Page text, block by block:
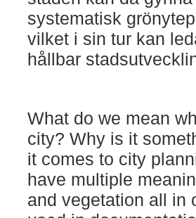
systematisk
vilket i sin tur kan
hållbar
What do we mean
city? Why is it
it comes to city
have multiple
and vegetation all in